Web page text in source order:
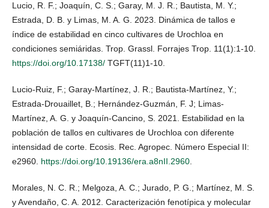
Lucio, R. F.; Joaquín, C. S.; Garay, M. J. R.; Bautista, M. Y.;
Estrada, D. B. y Limas, M. A. G. 2023. Dinámica de tallos e
índice de estabilidad en cinco cultivares de Urochloa en
condiciones semiáridas. Trop. Grassl. Forrajes Trop. 11(1):1-10.
https://doi.org/10.17138/ TGFT(11)1-10.
Lucio-Ruiz, F.; Garay-Martínez, J. R.; Bautista-Martínez, Y.;
Estrada-Drouaillet, B.; Hernández-Guzmán, F. J; Limas-
Martínez, A. G. y Joaquín-Cancino, S. 2021. Estabilidad en la
población de tallos en cultivares de Urochloa con diferente
intensidad de corte. Ecosis. Rec. Agropec. Número Especial II:
e2960. https://doi.org/10.19136/era.a8nII.2960
Morales, N. C. R.; Melgoza, A. C.; Jurado, P. G.; Martínez, M. S.
y Avendaño, C. A. 2012. Caracterización fenotípica y molecular